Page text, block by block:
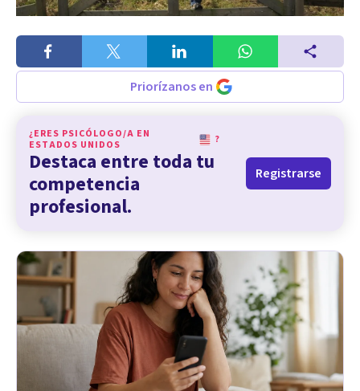
Priorízanos en
¿ERES PSICÓLOGO/A EN
ESTADOS UNIDOS
?
Destaca entre toda tu
competencia
profesional.
Registrarse